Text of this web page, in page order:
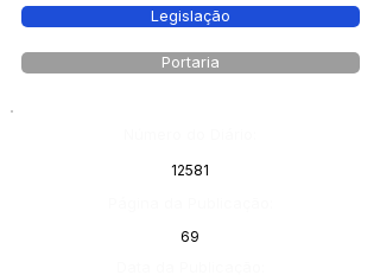
Legislação
Portaria
12581
69